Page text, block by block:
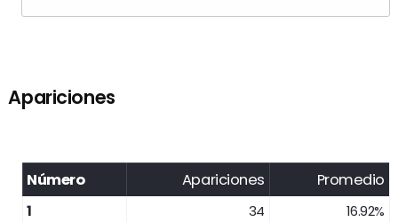
Apariciones
Número Apariciones Promedio
1 34
16.92%